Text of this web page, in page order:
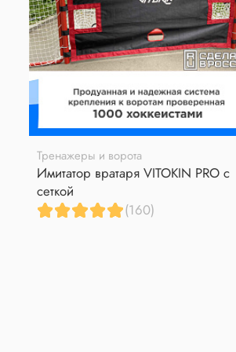
Тренажеры и ворота
Имитатор вратаря VITOKIN PRO с
сеткой
(160)